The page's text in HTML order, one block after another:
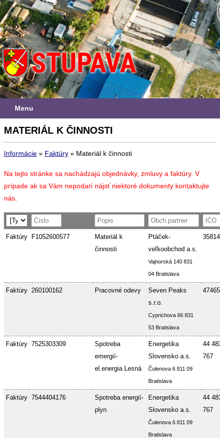
Menu
MATERIÁL K ČINNOSTI
Informácie » Faktúry » Materiál k činnosti
Na tejto stránke sa nachádzajú objednávky, zmluvy a faktúry. V
prípade ak sa Vám nepodarí nájsť niektoré dokumenty kontaktujte
nás.
Faktúry F1052600577
Materiál k
činnosti
Ptáček-
veľkoobchod a.s.
Vajnorská 140 831
04 Bratislava
Faktúry 260100162 Pracovné odevy
Seven Peaks
s.r.o.
Cyprichova 66 831
53 Bratislava
Faktúry 7525303309
Spotreba
emergií-
el.energia Lesná
Energetika
Slovensko a.s.
Čulenova 6 811 09
Bratislava
44
767
Faktúry 7544404176
Spotreba energií-
plyn
Energetika
Slovensko a.s.
Čulenova 6 811 09
Bratislava
44
767